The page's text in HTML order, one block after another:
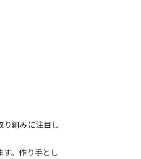
組みに注目し
。作り手とし